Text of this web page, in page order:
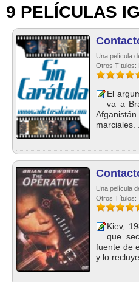
9 PELÍCULAS
Una película
Otros Títulos:
El
va a
marciales.
Una película
Otros Títulos:
Kiev,
que
fuente de
y lo